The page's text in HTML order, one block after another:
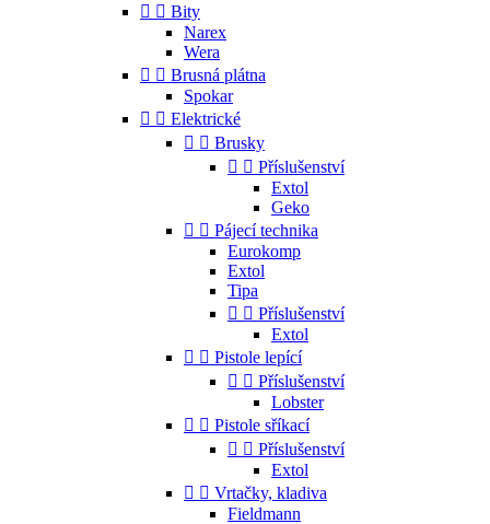
  Bity
Narex
Wera
  Brusná plátna
Spokar
  Elektrické
  Brusky
  Příslušenství
Extol
Geko
  Pájecí technika
Eurokomp
Extol
Tipa
  Příslušenství
Extol
  Pistole lepící
  Příslušenství
Lobster
  Pistole sříkací
  Příslušenství
Extol
  Vrtačky, kladiva
Fieldmann